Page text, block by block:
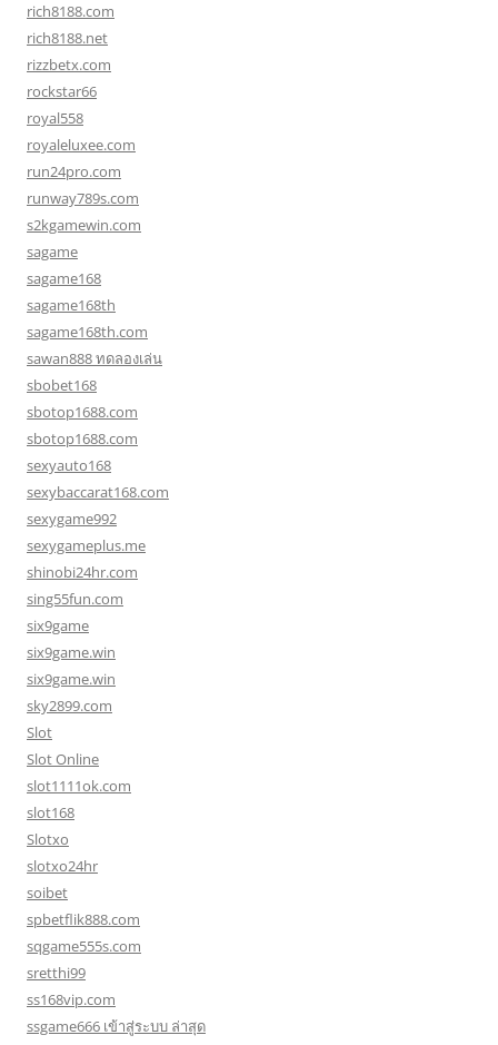
rich8188.com
rich8188.net
rizzbetx.com
rockstar66
royal558
royaleluxee.com
run24pro.com
runway789s.com
s2kgamewin.com
sagame
sagame168
sagame168th
sagame168th.com
sawan888 ทดลองเล่น
sbobet168
sbotop1688.com
sbotop1688.com
sexyauto168
sexybaccarat168.com
sexygame992
sexygameplus.me
shinobi24hr.com
sing55fun.com
six9game
six9game.win
six9game.win
sky2899.com
Slot
Slot Online
slot1111ok.com
slot168
Slotxo
slotxo24hr
soibet
spbetflik888.com
sqgame555s.com
sretthi99
ss168vip.com
ssgame666 เข้าสู่ระบบ ล่าสุด